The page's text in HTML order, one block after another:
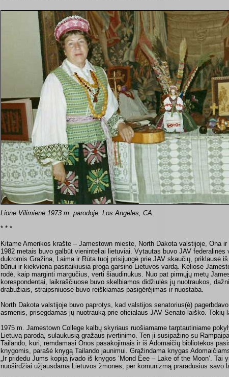
Lionė Vilimienė 1973 m. parodoje, Los Angeles, CA.
* * *
Kitame Amerikos krašte – Jamestown mieste, North Dakota valstijoje, Ona
1982 metais buvo galbūt vieninteliai lietuviai. Vytautas buvo JAV
dukromis Gražina, Laima ir Rūta tuoj prisijungė prie JAV skaučių, priklausė
būriui ir kiekviena pasitaikiusia proga garsino Lietuvos vardą. Keliose
rodė, kaip marginti margučius, verti šiaudinukus. Nuo pat pirmųjų metų
korespondentai, laikraščiuose buvo skelbiamos didžiulės jų nuotraukos,
drabužiais, straipsniuose buvo reiškiamas pasigėrėjimas ir nuostaba.
North Dakota valstijoje buvo paprotys, kad valstijos senatorius(ė)
asmenis, prisegdamas jų nuotrauką prie oficialaus JAV Senato laiško. Tokių
1975 m. Jamestown College kalbų skyriaus ruošiamame tarptautiniame
Lietuvą parodą, sulaukusią gražaus įvertinimo. Ten ji susipažino su
Tailando, kuri, remdamasi Onos pasakojimais ir iš Adomaičių bibliotekos
knygomis, parašė knygą Tailando jaunimui. Grąžindama knygas
„Ir pridedu Jums kopiją įvado iš knygos ‘Mond Eee – Lake of the Moon’. Tai
nuoširdžiai užjausdama Lietuvos žmones, per komunizmą praradusius savo